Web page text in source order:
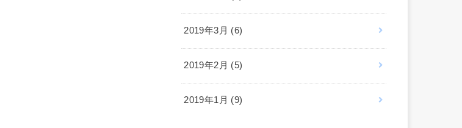
2019年3月 (6)
2019年2月 (5)
2019年1月 (9)